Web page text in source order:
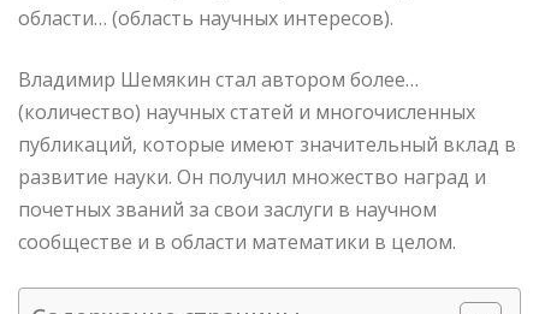
области… (область научных интересов).
Владимир Шемякин стал автором более…
(количество) научных статей и многочисленных
публикаций, которые имеют значительный вклад в
развитие науки. Он получил множество наград и
почетных званий за свои заслуги в научном
сообществе и в области математики в целом.